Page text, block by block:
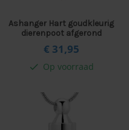
Ashanger Hart goudkleurig
dierenpoot afgerond
€ 31,95
check Op voorraad